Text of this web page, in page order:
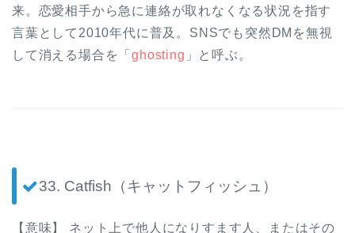
来。恋愛相手から急に連絡が取れなくなる状況を指す
言葉として2010年代に普及。SNSでも突然DMを無視
して消える場合を「ghosting 」と呼ぶ。
33. Catfish（キャットフィッシュ）
【意味】 ネット上で他人になりすます人、またはその